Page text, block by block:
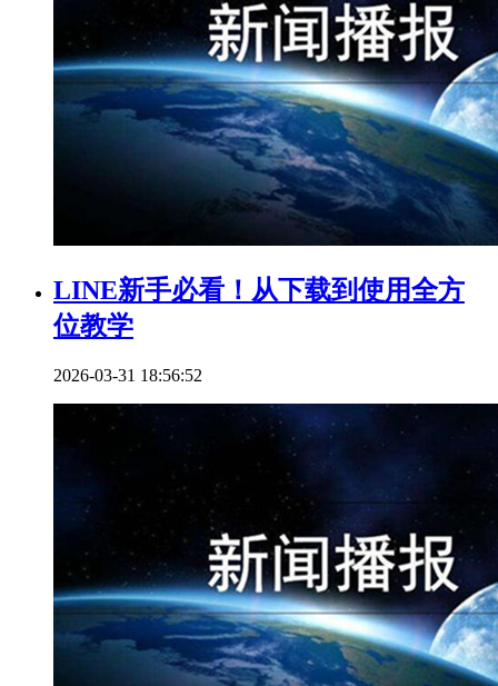
LINE新手必看！从下载到使用全方
位教学
2026-03-31 18:56:52